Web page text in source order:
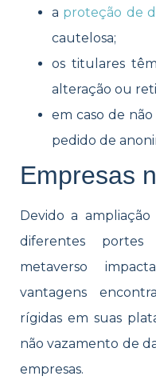
a proteção de
cautelosa;
os titulares
alteração ou
em caso de
pedido de
Empresas
Devido a
diferentes
metaverso
vantagens
rígidas em suas
não vazamento de
empresas.